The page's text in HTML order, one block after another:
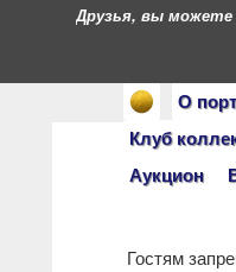
О
Клуб
Аукцион
Друзья, вы можете
Гостям